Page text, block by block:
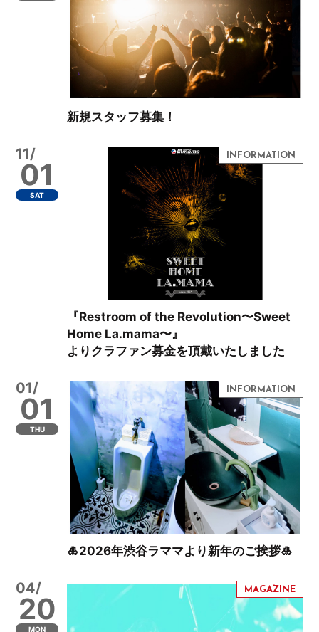
新規スタッフ募集！
11/
01
SAT
『Restroom of the Revolution〜Sweet
Home La.mama〜』
よりクラファン募金を頂戴いたしました
01/
01
THU
🎍2026年渋谷ラママより新年のご挨拶🎍
04/
20
MON